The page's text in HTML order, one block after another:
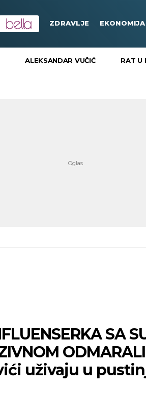
ZDRAVLJE EKONOMIJA
ALEKSANDAR VUČIĆ RAT U
SA
uživaju u